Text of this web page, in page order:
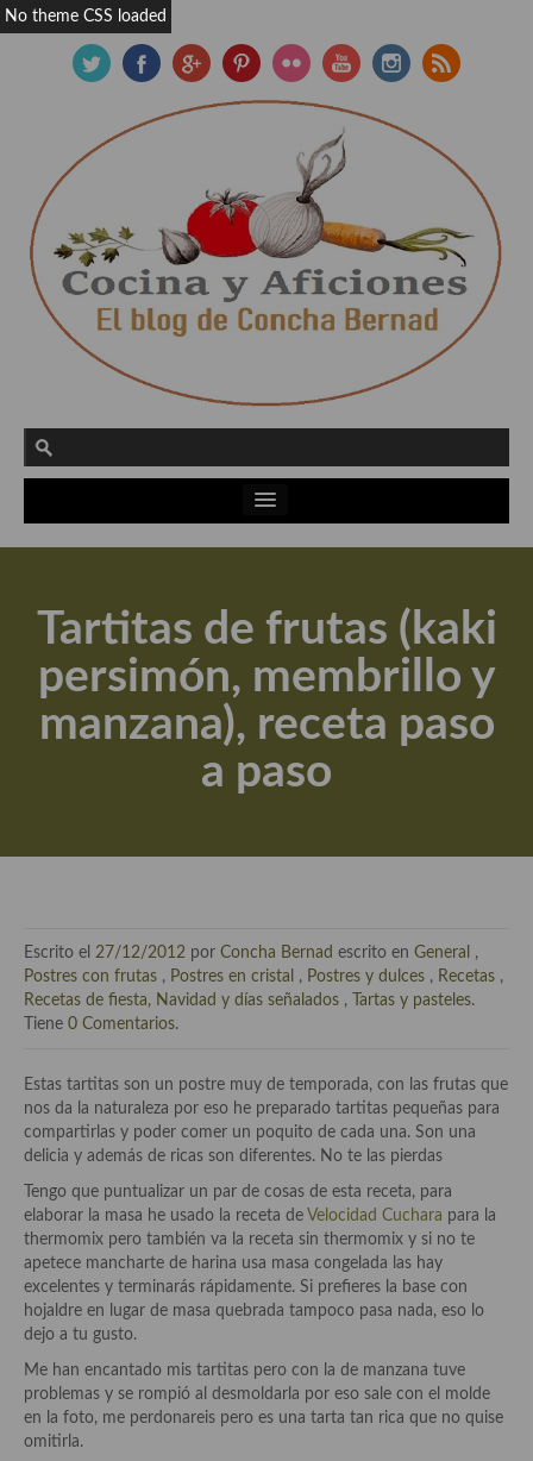
Actualidad y recomendaciones
Apuntes, estudios sobre temas interesantes e importantes
Aceite de Oliva Virgen Extra (AOVE)
Recetas maridadas con los mejores AOVES
Flores en la cocina recetas
En la mesa: menaje, vajilla, técnicas de emplatado, decoración
Especias, hierbas, condimentos, espesantes y aditivos
historias culinarias y otras cosas
Origen y evolución de la comida
Protocolo y buenas maneras.
Ocio – restaurantes, bares, tabernas
Viajes eno-gastro-turísticos
En El Candelero
Las opiniones de la «Cocinera»
Prensa
Tartitas de frutas (kaki
persimón, membrillo y
manzana), receta paso
a paso
Escrito el 27/12/2012 por Concha Bernad escrito en General
,
Postres con frutas , Postres en cristal , Postres y dulces , Recetas ,
Recetas de fiesta, Navidad y días señalados , Tartas y pasteles.
Tiene 0 Comentarios.
Estas tartitas son un postre muy de temporada, con las frutas que
nos da la naturaleza por eso he preparado tartitas pequeñas para
compartirlas y poder comer un poquito de cada una. Son una
delicia y además de ricas son diferentes. No te las pierdas
Tengo que puntualizar un par de cosas de esta receta, para
elaborar la masa he usado la receta de Velocidad Cuchara para la
thermomix pero también va la receta sin thermomix y si no te
apetece mancharte de harina usa masa congelada las hay
excelentes y terminarás rápidamente. Si prefieres la base con
hojaldre en lugar de masa quebrada tampoco pasa nada, eso lo
dejo a tu gusto.
Me han encantado mis tartitas pero con la de manzana tuve
problemas y se rompió al desmoldarla por eso sale con el molde
en la foto, me perdonareis pero es una tarta tan rica que no quise
omitirla.
No theme CSS loaded